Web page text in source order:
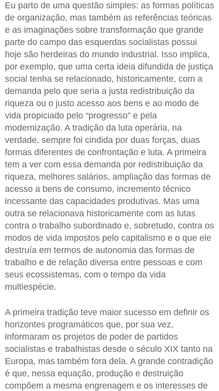
Eu parto de uma questão simples: as formas políticas
de organização, mas também as referências teóricas
e as imaginações sobre transformação que grande
parte do campo das esquerdas socialistas possui
hoje são herdeiras do mundo industrial. Isso implica,
por exemplo, que uma certa ideia difundida de justiça
social tenha se relacionado, historicamente, com a
demanda pelo que seria a justa redistribuição da
riqueza ou o justo acesso aos bens e ao modo de
vida propiciado pelo “progresso” e pela
modernização. A tradição da luta operária, na
verdade, sempre foi cindida por duas forças, duas
formas diferentes de confrontação e luta. A primeira
tem a ver com essa demanda por redistribuição da
riqueza, melhores salários, ampliação das formas de
acesso a bens de consumo, incremento técnico
incessante das capacidades produtivas. Mas uma
outra se relacionava historicamente com as lutas
contra o trabalho subordinado e, sobretudo, contra os
modos de vida impostos pelo capitalismo e o que ele
destruía em termos de autonomia das formas de
trabalho e de relação diversa entre pessoas e com
seus ecossistemas, com o tempo da vida
multiespécie.
A primeira tradição teve maior sucesso em definir os
horizontes programáticos que, por sua vez,
informaram os projetos de poder de partidos
socialistas e trabalhistas desde o século XIX tanto na
Europa, mas também fora dela. A grande contradição
é que, nessa equação, produção e destruição
compõem a mesma engrenagem e os interesses de